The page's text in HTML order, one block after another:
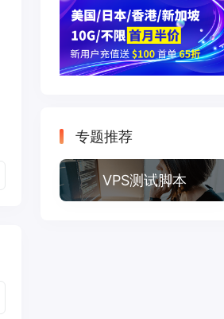
专题推荐
VPS测试脚本